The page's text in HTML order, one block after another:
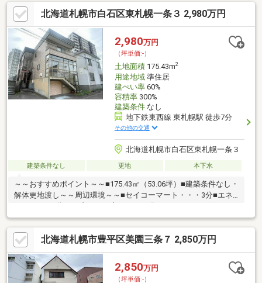
北海道札幌市白石区東札幌一条３ 2,980万円
2,980万円
（坪単価:-）
土地面積175.43m2
用途地域準住居
建ぺい率60%
容積率300%
建築条件なし
地下鉄東西線 東札幌駅 徒歩7分
その他の交通
北海道札幌市白石区東札幌一条３
建築条件なし 更地 本下水
～～おすすめポイント～～■175.43㎡（53.06坪）■建築条件なし・
解体更地渡し～～周辺環境～～■セイコーマート・・・3分■エネ
オス・・・5分■セブンイレブン・・・6分■ツルハドラッグ・・・
7分■東園小学校7分■日章中学校12分お気軽にお問い合わせくださ
い。▼▼ 打ち合わせ・見学プランご用意しております▼▼
＜探し始めの方向け＞しっかりコース(1h~)/サクッとコース
(0.5h~) 詳しくは物件詳細下段の「イベント情報」をご覧くだ
さい。
北海道札幌市豊平区美園三条７ 2,850万円
2,850万円
（坪単価:-）